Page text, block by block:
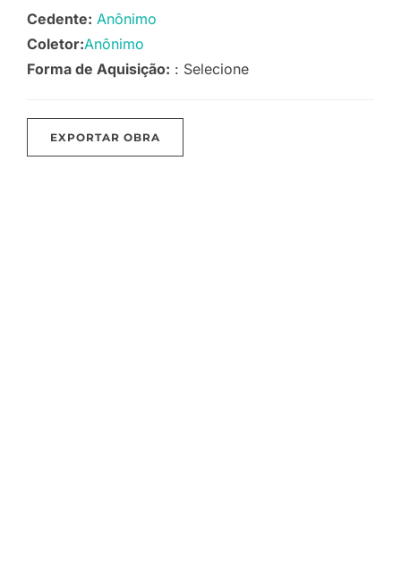
Cedente: Anônimo
Coletor:Anônimo
Forma de Aquisição: : Selecione
EXPORTAR OBRA